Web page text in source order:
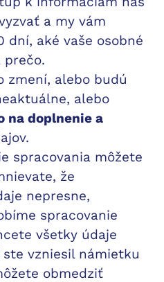
a my vám
dní, aké vaše osobné
prečo.
zmení, alebo budú
alebo
na doplnenie a
spracovania môžete
že
nepresne,
spracovanie
všetky údaje
vzniesil námietku
obmedziť